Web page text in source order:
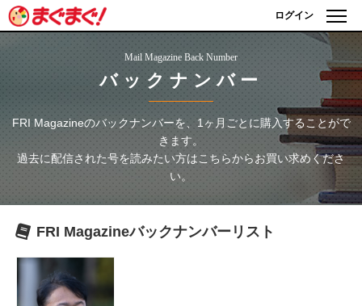
ログイン
Mail Magazine Back Number
バックナンバー
FRI Magazineのバックナンバーを、1ヶ月ごとに購入することがで
きます。
過去に配信された号を読みたい方はこちらからお買い求めくださ
い。
FRI Magazineバックナンバーリスト